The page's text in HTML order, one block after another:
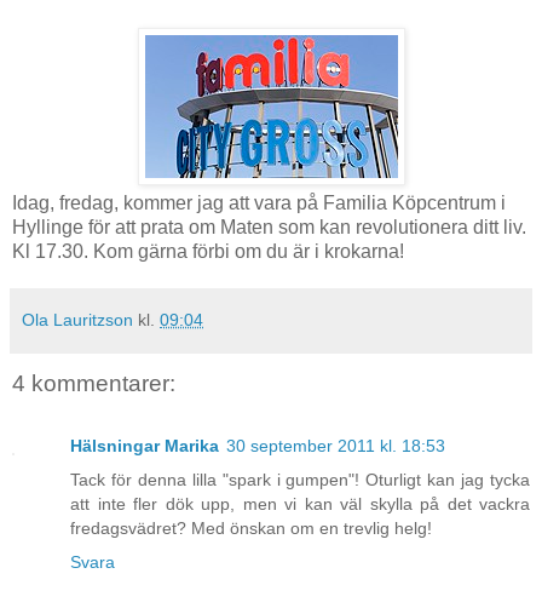
Idag, fredag, kommer jag att vara på Familia Köpcentrum i
Hyllinge för att prata om Maten som kan revolutionera ditt liv.
Kl 17.30. Kom gärna förbi om du är i krokarna!
Ola Lauritzson kl. 09:04
4 kommentarer:
Hälsningar Marika 30 september 2011 kl. 18:53
Tack för denna lilla "spark i gumpen"! Oturligt kan jag tycka
att inte fler dök upp, men vi kan väl skylla på det vackra
fredagsvädret? Med önskan om en trevlig helg!
Svara